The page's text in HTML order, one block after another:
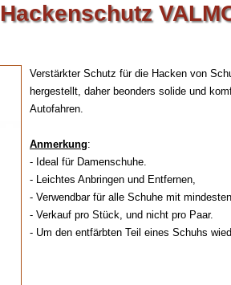
Hackenschutz
Verstärkter Schutz für die Hacken von
hergestellt, daher beonders solide und
Autofahren.
Anmerkung:
- Ideal für Damenschuhe.
- Leichtes Anbringen und Entfernen,
- Verwendbar für alle Schuhe mit
- Verkauf pro Stück, und nicht pro Paar.
- Um den entfärbten Teil eines Schuhs